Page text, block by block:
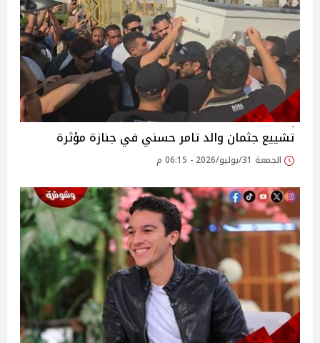
تشييع جثمان والد تامر حسني في جنازة مؤثرة
الجمعة 31/يوليو/2026 - 06:15 م